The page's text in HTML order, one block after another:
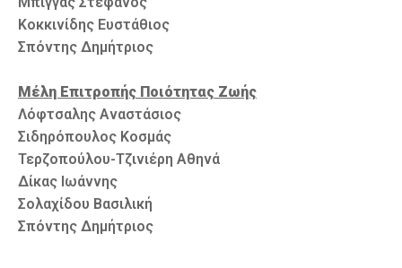
Κοκκινίδης Ευστάθιος
Σπόντης Δημήτριος
Μέλη Επιτροπής Ποιότητας Ζωής
Λόφτσαλης Αναστάσιος
Σιδηρόπουλος Κοσμάς
Τερζοπούλου-Τζινιέρη Αθηνά
Δίκας Ιωάννης
Σολαχίδου Βασιλική
Σπόντης Δημήτριος